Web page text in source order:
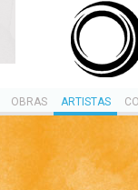
OBRAS ARTISTAS